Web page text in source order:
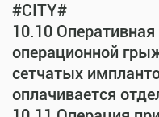
#CITY#
10.10 Оперативная
операционной
сетчатых
оплачивается